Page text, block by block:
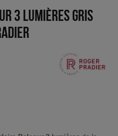
3 lumières Gris